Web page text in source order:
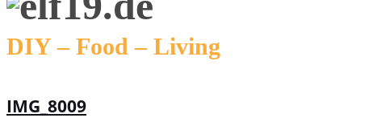
DIY – Food – Living
IMG_8009